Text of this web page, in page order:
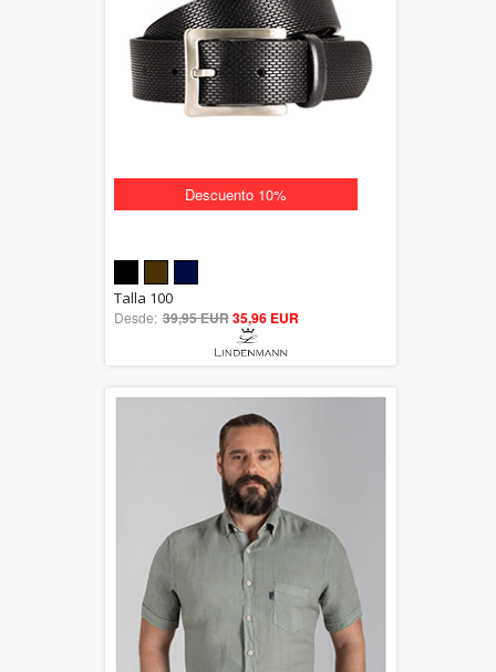
Descuento 10%
out of 5
Talla 100
Desde: 39,95 EUR35,96 EUR